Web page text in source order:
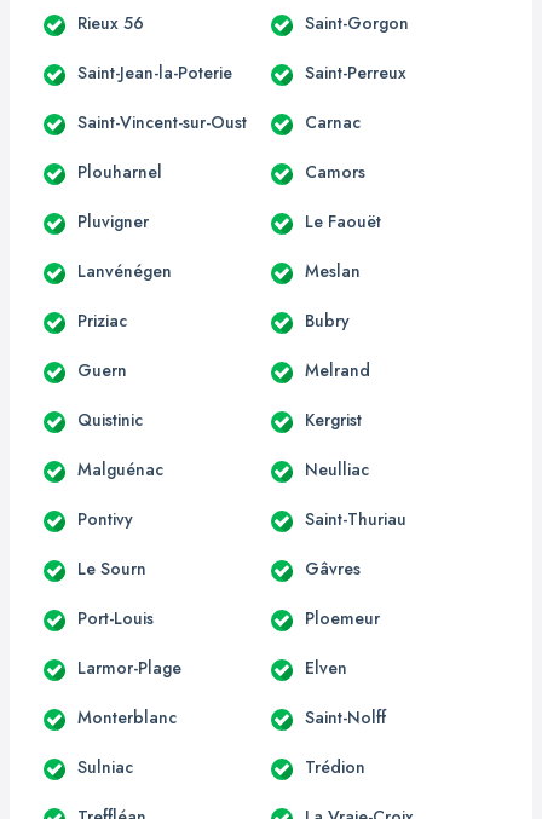
Rieux 56 Saint-Gorgon
Saint-Jean-la-Poterie Saint-Perreux
Saint-Vincent-sur-Oust Carnac
Plouharnel Camors
Pluvigner Le Faouët
Lanvénégen Meslan
Priziac Bubry
Guern Melrand
Quistinic Kergrist
Malguénac Neulliac
Pontivy Saint-Thuriau
Le Sourn Gâvres
Port-Louis Ploemeur
Larmor-Plage Elven
Monterblanc Saint-Nolff
Sulniac Trédion